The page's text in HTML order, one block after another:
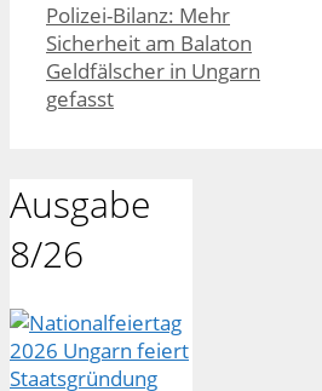
Polizei-Bilanz: Mehr
Sicherheit am Balaton
Geldfälscher in Ungarn
gefasst
Ausgabe
8/26